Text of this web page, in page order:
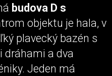
budova D s
objektu je hala, v
plavecký bazén s
dráhami a dva
Jeden má